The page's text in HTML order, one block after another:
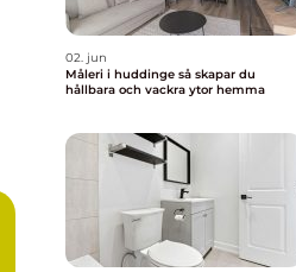
02. jun
Måleri i huddinge så skapar du
hållbara och vackra ytor hemma